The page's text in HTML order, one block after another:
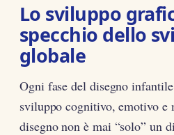
Lo sviluppo
specchio dello
globale
Ogni fase del disegno
sviluppo cognitivo, emotivo
disegno non è mai “solo” un